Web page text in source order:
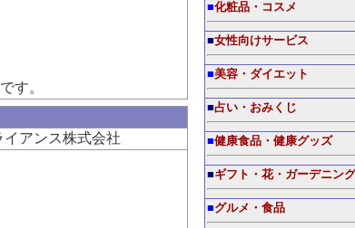
す。
アンス株式会社
■化粧品・コスメ
■女性向けサービス
■美容・ダイエット
■占い・おみくじ
■健康食品・健康グッズ
■ギフト・花・ガーデニング
■グルメ・食品